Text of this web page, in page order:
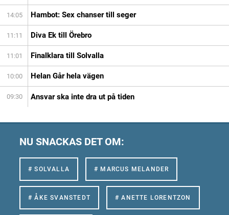
14:05 Hambot: Sex chanser till seger
11:11 Diva Ek till Örebro
11:01 Finalklara till Solvalla
10:00 Helan Går hela vägen
09:30 Ansvar ska inte dra ut på tiden
NU SNACKAS DET OM:
# SOLVALLA # MARCUS MELANDER
# ÅKE SVANSTEDT # ANETTE LORENTZON